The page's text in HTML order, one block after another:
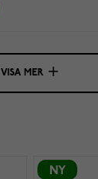
VISA MER
NY